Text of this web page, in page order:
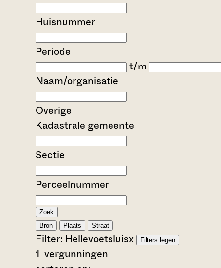
Huisnummer
Periode
t/m
Naam/organisatie
Overige
Kadastrale gemeente
Sectie
Perceelnummer
Zoek
Bron
Plaats Straat
Filter: Hellevoetsluisx Filters legen
1 vergunningen